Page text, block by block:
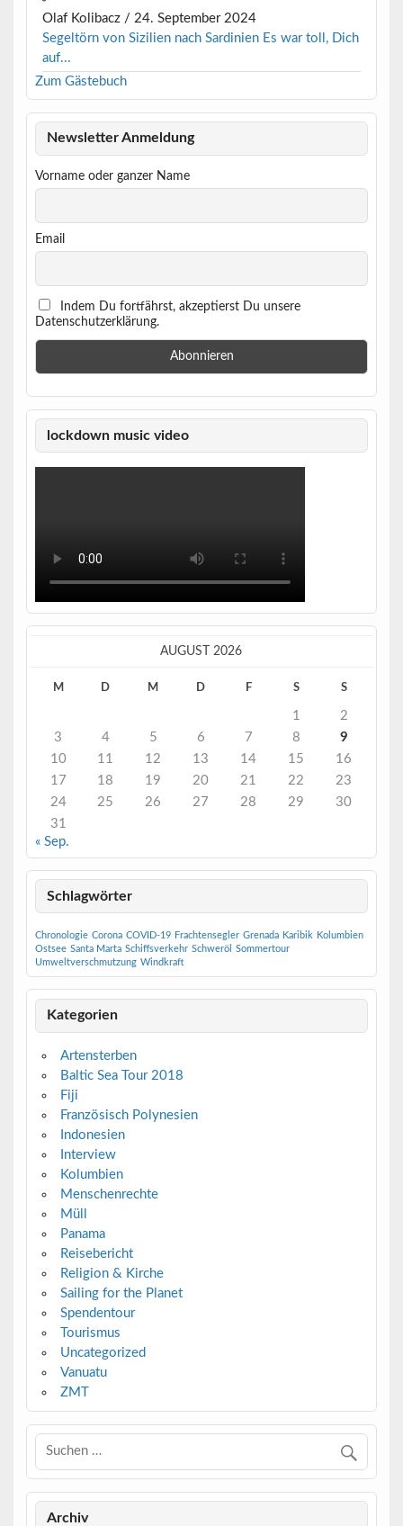
Olaf Kolibacz/ 24. September 2024
Segeltörn von Sizilien nach Sardinien Es war toll, Dich
auf...
Zum Gästebuch
Newsletter Anmeldung
Vorname oder ganzer Name
Email
Indem Du fortfährst, akzeptierst Du unsere
Datenschutzerklärung.
lockdown music video
AUGUST 2026
M D M D F S S
1
2
3
4 5 6 7 8
9
10
11 12 13 14 15
16
17
18 19 20 21 22
23
24
25 26 27 28 29
30
31
« Sep.
Schlagwörter
Chronologie Corona COVID-19 Frachtensegler Grenada Karibik
Kolumbien
Ostsee Santa Marta Schiffsverkehr Schweröl
Sommertour
Umweltverschmutzung Windkraft
Kategorien
Artensterben
Baltic Sea Tour 2018
Fiji
Französisch Polynesien
Indonesien
Interview
Kolumbien
Menschenrechte
Müll
Panama
Reisebericht
Religion & Kirche
Sailing for the Planet
Spendentour
Tourismus
Uncategorized
Vanuatu
ZMT
Archiv